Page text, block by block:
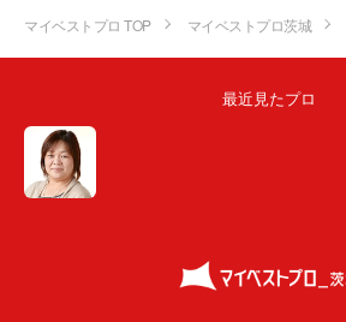
マイベストプロ TOP マイベストプロ茨城
最近見たプロ